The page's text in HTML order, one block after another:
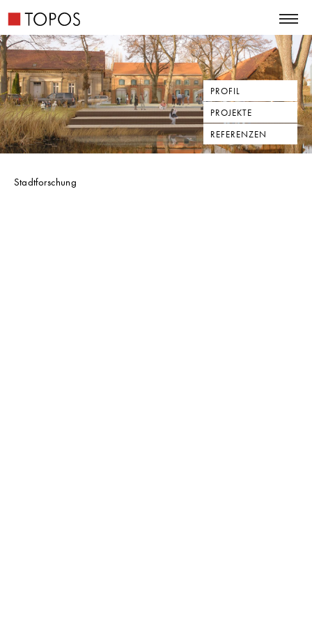
PROFIL
PROJEKTE
REFERENZEN
Stadtforschung